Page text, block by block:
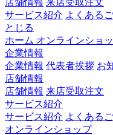
店舗情報 来店受取注文
サービス紹介 よくある
とじる
ホーム オンラインショ
企業情報
企業情報 代表者挨拶 お
店舗情報
店舗情報 来店受取注文
サービス紹介
サービス紹介 よくある
オンラインショップ